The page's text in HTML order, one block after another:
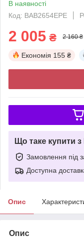
В наявності
Код: BAB2654EPE
2 005 ₴ 2 160 ₴
Економія 155 ₴
Що таке купити
Замовлення під
Доступна
Опис
Опис